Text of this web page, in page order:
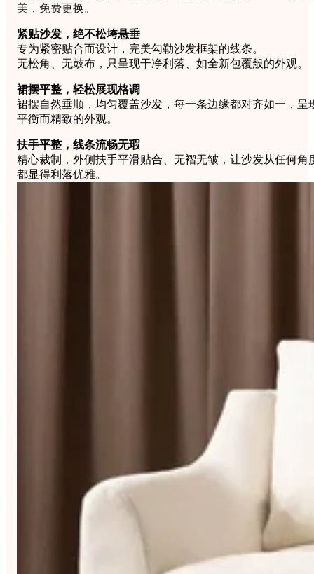
美，免费更换。
紧贴沙发，绝不松垮悬垂
专为紧密贴合而设计，完美勾勒沙发框架的线条。
无松角、无鼓布，只呈现干净利落、如全新包覆般的外观。
裙摆平整，轻松展现格调
裙摆自然垂顺，均匀覆盖沙发，每一条边缘都对齐如一，呈
平衡而精致的外观。
扶手平整，线条流畅无瑕
精心裁制，外侧扶手平滑贴合、无褶无皱，让沙发从任何角
都显得利落优雅。